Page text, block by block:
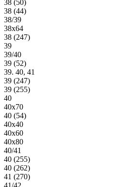
38 (50)
38 (44)
38/39
38х64
38 (247)
39
39/40
39 (52)
39. 40, 41
39 (247)
39 (255)
40
40х70
40 (54)
40х40
40х60
40х80
40/41
40 (255)
40 (262)
41 (270)
41/42